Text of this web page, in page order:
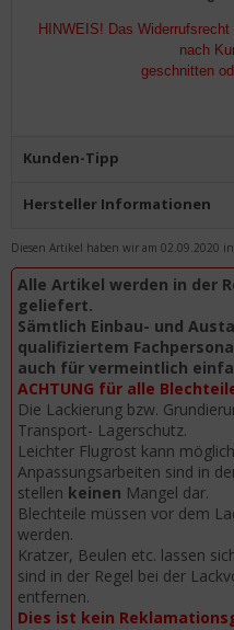
HINWEIS! Das
nach
geschnitten
Kunden-Tipp
Hersteller Informationen
Diesen Artikel haben wir am 02.09.2020
Alle Artikel werden in der
geliefert.
Sämtlich Einbau- und
qualifiziertem
auch für vermeintlich
ACHTUNG für alle
Die Lackierung bzw.
Transport- Lagerschutz.
Leichter Flugrost kann
Anpassungsarbeiten sind in
stellen keinen Mangel dar.
Blechteile müssen vor dem
werden.
Kratzer, Beulen etc. lassen
sind in der Regel bei der
entfernen.
Dies ist kein